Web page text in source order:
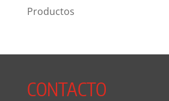
Productos
CONTACTO